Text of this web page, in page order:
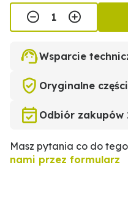
Wsparcie
Oryginalne części
Odbiór zakupów
Masz pytania co do
nami przez formularz